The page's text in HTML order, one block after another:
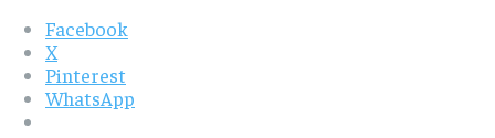
Facebook
X
Pinterest
WhatsApp